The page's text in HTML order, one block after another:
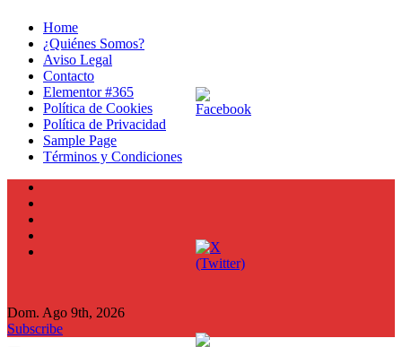
contenido
Home
¿Quiénes Somos?
Aviso Legal
Contacto
Elementor #365
Política de Cookies
Política de Privacidad
Sample Page
Términos y Condiciones
Dom. Ago 9th, 2026
Subscribe